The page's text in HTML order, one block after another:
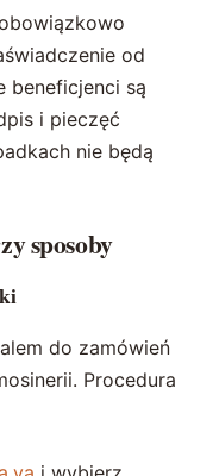
od
beneficjenci są
i pieczęć
nie będą
sposoby
do zamówień
Procedura